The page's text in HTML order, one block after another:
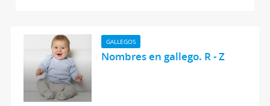
GALLEGOS
Nombres en gallego. R - Z